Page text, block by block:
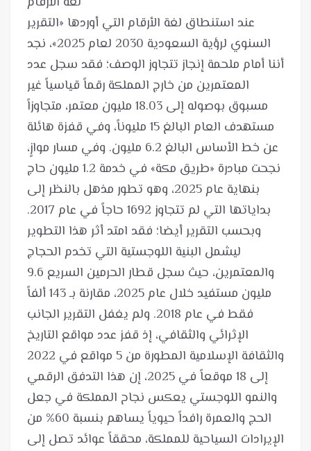
عند استنطاق لغة الأرقام التي أوردها «التقرير
السنوي لرؤية السعودية 2030 لعام 2025»، نجد
أننا أمام ملحمة إنجاز تتجاوز الوصف؛ فقد سجل عدد
المعتمرين من خارج المملكة رقماً قياسياً غير
مسبوق بوصوله إلى 18.03 مليون معتمر، متجاوزاً
مستهدف العام البالغ 15 مليوناً، وفي قفزة هائلة
عن خط الأساس البالغ 6.2 مليون. وفي مسار موازٍ،
نجحت مبادرة «طريق مكة» في خدمة 1.2 مليون حاج
بنهاية عام 2025، وهو تطور مذهل بالنظر إلى
وبحسب التقرير أيضا؛ فقد امتد أثر هذا التطوير
ليشمل البنية اللوجستية التي تخدم الحجاج
والمعتمرين، حيث سجل قطار الحرمين السريع 9.6
مليون مستفيد خلال عام 2025، مقارنة بـ 143 ألفاً
فقط في عام 2018. ولم يغفل التقرير الجانب
الإثرائي والثقافي، إذ قفز عدد مواقع التاريخ
والثقافة الإسلامية المطورة من 5 مواقع في 2022
إلى 18 موقعاً في 2025، إن هذا التدفق الرقمي
والنمو اللوجستي يعكس نجاح المملكة في جعل
الحج والعمرة رافداً حيوياً يساهم بنسبة 60% من
الإيرادات السياحية للمملكة، محققاً عوائد تصل إلى